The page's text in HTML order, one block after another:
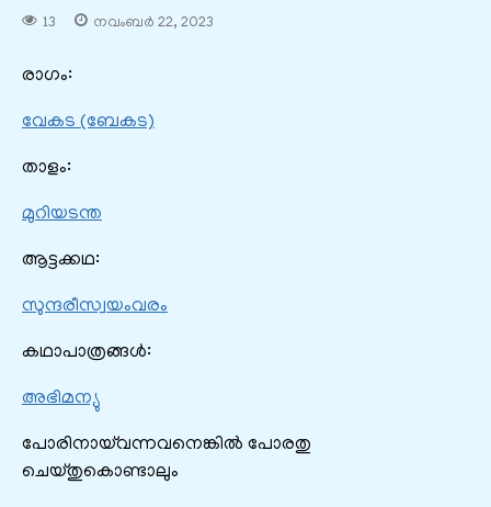
13 നവംബർ 22, 2023
രാഗം:
വേകട (ബേകട)
താളം:
മുറിയടന്ത
ആട്ടക്കഥ:
സുന്ദരീസ്വയംവരം
കഥാപാത്രങ്ങൾ:
അഭിമന്യു
പോരിനായ്‌വന്നവനെങ്കിൽ പോരതു
ചെയ്തുകൊണ്ടാലും